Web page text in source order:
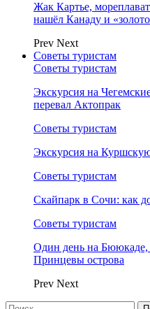
Жак Картье,
нашёл Канаду и
Prev Next
Советы туристам
Советы туристам
Экскурсия на
перевал Актопрак
Советы туристам
Экскурсия на
Советы туристам
Скайпарк в Сочи: как
Советы туристам
Один день на Бююкаде,
Принцевы острова
Prev Next